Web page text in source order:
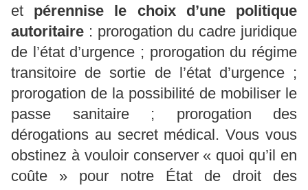
et pérennise le choix d’une politique
autoritaire : prorogation du cadre juridique
de l’état d’urgence ; prorogation du régime
transitoire de sortie de l’état d’urgence ;
prorogation de la possibilité de mobiliser le
passe sanitaire ; prorogation des
dérogations au secret médical. Vous vous
obstinez à vouloir conserver « quoi qu’il en
coûte » pour notre État de droit des